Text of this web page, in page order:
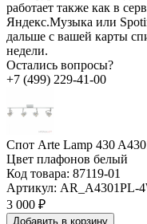
работает также как в
Яндекс.Музыка или
дальше с вашей карты
недели.
Остались вопросы?
+7 (499) 229-41-00
Спот Arte Lamp 430
Цвет плафонов белый
Код товара: 87119-01
Артикул: AR_A4301PL-
3 000 ₽
Добавить в корзину